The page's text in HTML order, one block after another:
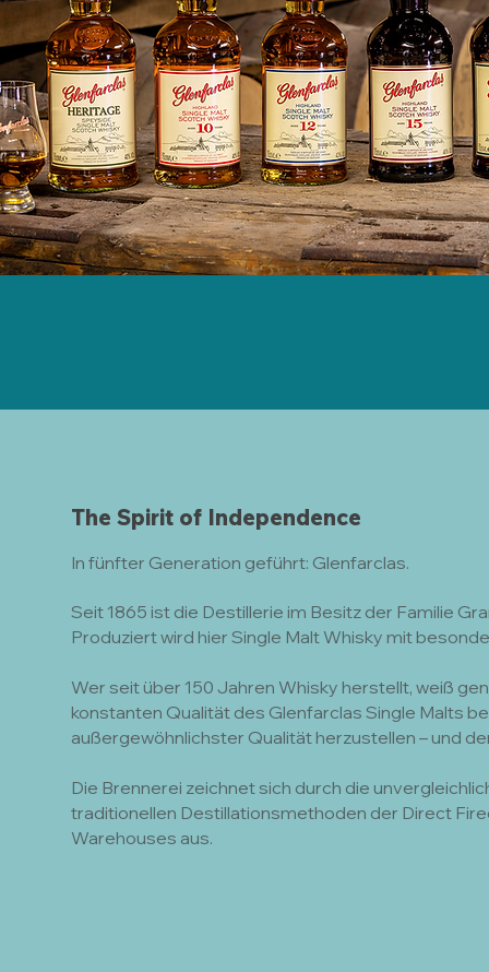
The Spirit of Independence
In fünfter Generation geführt: Glenfarclas.
Seit 1865 ist die Destillerie im Besitz der Familie
Produziert wird hier Single Malt Whisky mit
Wer seit über 150 Jahren Whisky herstellt, weiß
konstanten Qualität des Glenfarclas Single Malts
außergewöhnlichster Qualität herzustellen – und
Die Brennerei zeichnet sich durch die
traditionellen Destillationsmethoden der Direct
Warehouses aus.